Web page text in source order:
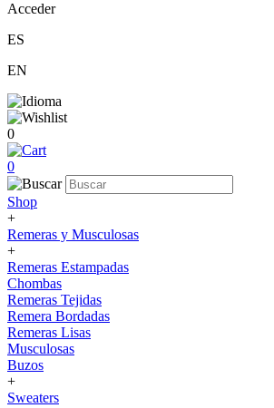
Acceder
ES
EN
0
0
Shop
+
Remeras y Musculosas
+
Remeras Estampadas
Chombas
Remeras Tejidas
Remera Bordadas
Remeras Lisas
Musculosas
Buzos
+
Sweaters